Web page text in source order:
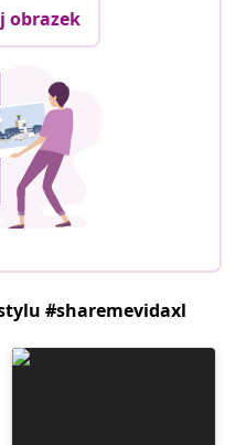
obrazek
#sharemevidaxl